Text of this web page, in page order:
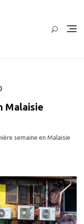
Malaisie
semaine en Malaisie